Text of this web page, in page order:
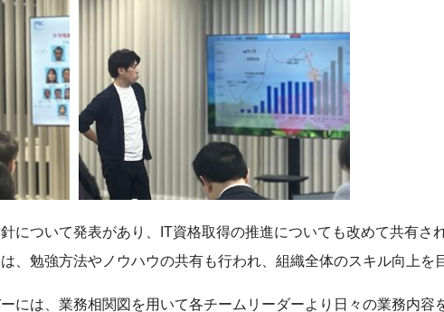
について発表があり、IT資格取得の推進についても改めて共有さ
、勉強方法やノウハウの共有も行われ、組織全体のスキル向上を
には、業務相関図を用いて各チームリーダーより日々の業務内容